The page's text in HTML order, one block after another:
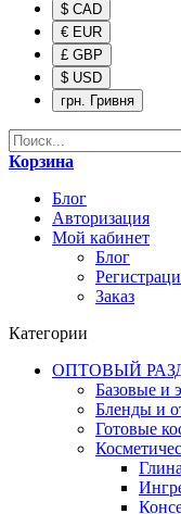
$ CAD
€ EUR
£ GBP
$ USD
грн. Гривня
Корзина
Блог
Авторизация
Мой кабинет
Блог
Заказ
Категории
ОПТОВЫЙ
Базовые и
Бленды и
Готовые
Глина